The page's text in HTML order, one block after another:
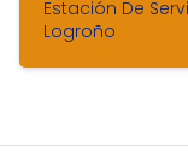
Estación De
Logroño